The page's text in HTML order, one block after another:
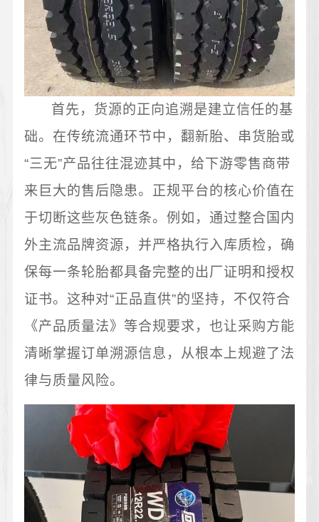
首先，货源的正向追溯是建立信任的基
础。在传统流通环节中，翻新胎、串货胎或
“三无”产品往往混迹其中，给下游零售商带
来巨大的售后隐患。正规平台的核心价值在
于切断这些灰色链条。例如，通过整合国内
外主流品牌资源，并严格执行入库质检，确
保每一条轮胎都具备完整的出厂证明和授权
证书。这种对“正品直供”的坚持，不仅符合
《产品质量法》等合规要求，也让采购方能
清晰掌握订单溯源信息，从根本上规避了法
律与质量风险。